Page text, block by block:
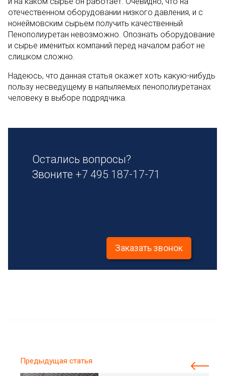
отечественном оборудовании низкого давления, и с
нонеймовским сырьем получить качественный
Пенополиуретан невозможно. Опознать оборудование
и сырье именитых компаний перед началом работ не
слишком сложно.
Надеюсь, что данная статья окажет хоть какую-нибудь
пользу несведущему в напыляемых пенополиуретанах
человеку в выборе подрядчика.
Остались вопросы?
Звоните +7 495 187-17-71
Заказать звонок
Предыдущая статья